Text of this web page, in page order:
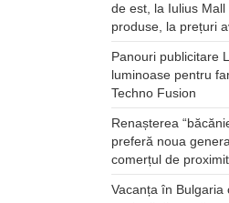
de est, la Iulius
produse, la prețuri
Panouri publicitare
luminoase pentru
Techno Fusion
Renașterea
preferă noua
comerțul de
Vacanța în Bulgaria